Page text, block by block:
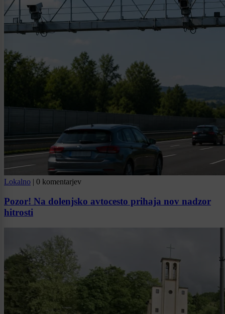
Lokalno | 0 komentarjev
Pozor! Na dolenjsko avtocesto prihaja nov nadzor
hitrosti